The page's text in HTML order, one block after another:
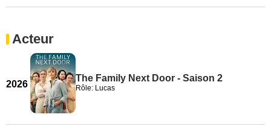
Acteur
2026
The Family Next Door - Saison 2
Rôle: Lucas